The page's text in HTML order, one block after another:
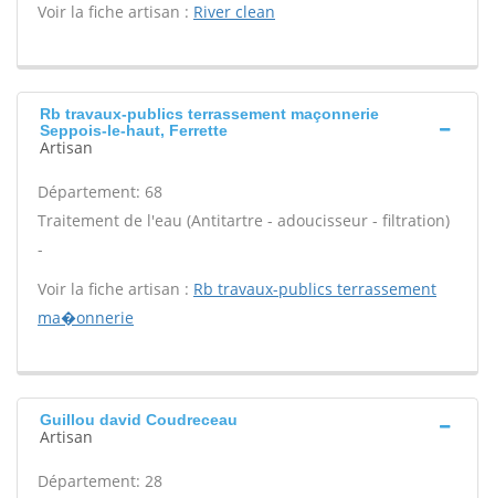
Voir la fiche artisan : River clean
Rb travaux-publics terrassement maçonnerie
Seppois-le-haut, Ferrette
Artisan
Département: 68
Traitement de l'eau (Antitartre - adoucisseur - filtration)
-
Voir la fiche artisan : Rb travaux-publics terrassement
ma�onnerie
Guillou david Coudreceau
Artisan
Département: 28